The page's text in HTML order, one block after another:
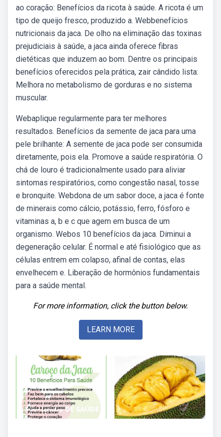
ao coração: Benefícios da ricota à saúde. A ricota é um
tipo de queijo fresco, produzido a. Webbenefícios
nutricionais da jaca. De olho na eliminação das toxinas
prejudiciais à saúde, a jaca ainda oferece fibras
dietéticas que induzem ao bom. Dentre os principais
benefícios oferecidos pela prática, zair cândido lista:
Melhora no metabolismo de gorduras e no sistema
muscular.
Webaplique regularmente para ter melhores
resultados. Benefícios da semente de jaca para uma
pele brilhante: A semente de jaca pode ser consumida
diretamente, pois ela. Promove a saúde respiratória. O
chá de louro é tradicionalmente usado para aliviar
sintomas respiratórios, como congestão nasal, tosse
e bronquite. Webdona de um sabor doce, a jaca é fonte
de minerais como cálcio, potássio, ferro, fósforo e
vitaminas a, b e c que agem em busca de um
organismo. Webos 10 benefícios da jaca. Diminui a
degeneração celular. É normal e até fisiológico que as
células entrem em colapso, afinal de contas, elas
envelhecem e. Liberação de hormônios fundamentais
para a saúde mental.
For more information, click the button below.
LEARN MORE